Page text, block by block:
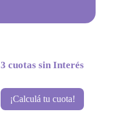
3 cuotas sin Interés
¡Calculá tu cuota!